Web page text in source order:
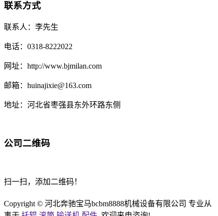
联系方式
联系人：李先生
电话：0318-8222022
网址：http://www.bjmilan.com
邮箱：huinajixie@163.com
地址：河北省枣强县东外环路东侧
公司二维码
扫一扫，添加二维码！
Copyright © 河北奔驰宝马bcbm8888机械设备有限公司 专业从